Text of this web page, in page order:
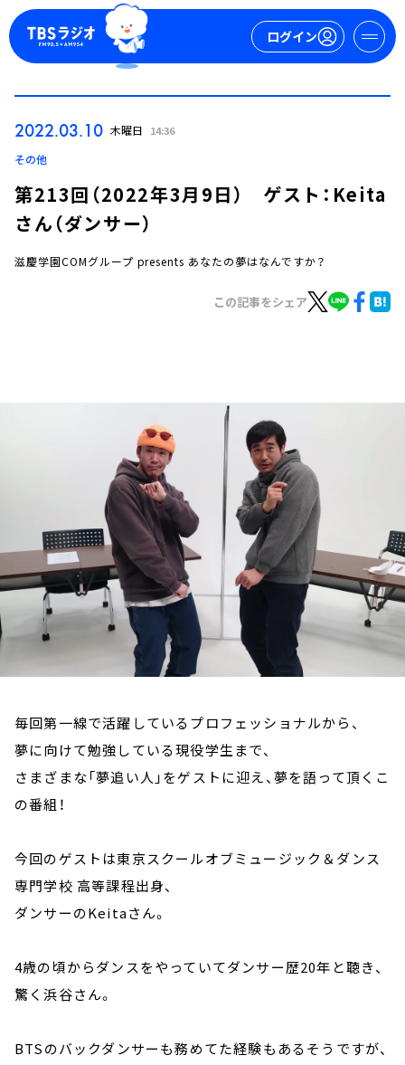
ログイン
イベント・グッズ
YouTube
会社情報
2022.03.10 木曜日 14:36
その他
第213回（2022年3月9日） ゲスト：Keita
さん（ダンサー）
滋慶学園COMグループ presents あなたの夢はなんですか？
この記事をシェア
毎回第一線で活躍しているプロフェッショナルから、
夢に向けて勉強している現役学生まで、
さまざまな「夢追い人」をゲストに迎え、夢を語って頂くこ
の番組！
今回のゲストは東京スクールオブミュージック＆ダンス
専門学校 高等課程出身、
ダンサーのKeitaさん。
4歳の頃からダンスをやっていてダンサー歴20年と聴き、
驚く浜谷さん。
BTSのバックダンサーも務めてた経験もあるそうですが、